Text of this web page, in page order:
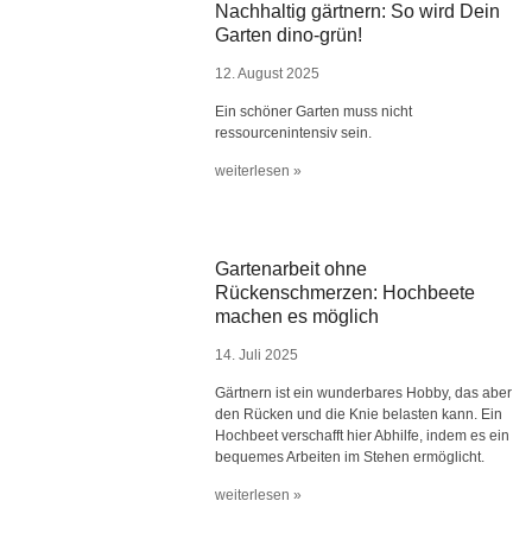
Nachhaltig gärtnern: So wird Dein
Garten dino-grün!
12. August 2025
Ein schöner Garten muss nicht
ressourcenintensiv sein.
weiterlesen »
Gartenarbeit ohne
Rückenschmerzen: Hochbeete
machen es möglich
14. Juli 2025
Gärtnern ist ein wunderbares Hobby, das aber
den Rücken und die Knie belasten kann. Ein
Hochbeet verschafft hier Abhilfe, indem es ein
bequemes Arbeiten im Stehen ermöglicht.
weiterlesen »